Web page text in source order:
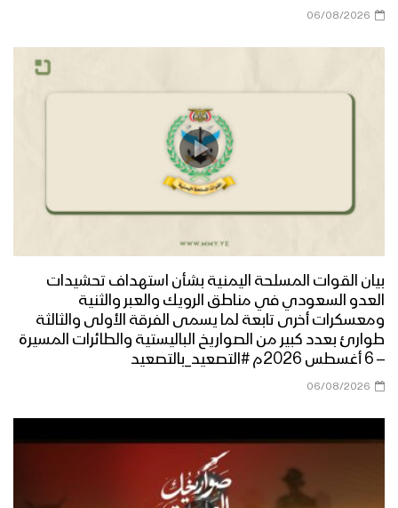
06/08/2026
بيان القوات المسلحة اليمنية بشأن استهداف تحشيدات
العدو السعودي في مناطق الرويك والعبر والثنية
ومعسكرات أخرى تابعة لما يسمى الفرقة الأولى والثالثة
طوارئ بعدد كبير من الصواريخ الباليستية والطائرات المسيرة
– 6 أغسطس 2026م #التصعيد_بالتصعيد
06/08/2026